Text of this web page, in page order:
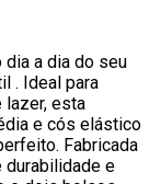
a dia do seu
. Ideal para
lazer, esta
e cós elástico
Fabricada
durabilidade e